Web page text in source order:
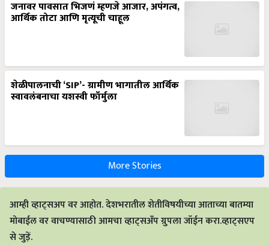
जनावर पावसात भिजणं म्हणजे आजार, अपंगत्व,
आर्थिक तोटा आणि मृत्यूची चाहूल
शेळीपालनाची ‘SIP’- ग्रामीण भागातील आर्थिक
स्वावलंबनाचा यशस्वी फॉर्मुला
More Stories
आम्ही व्हाट्सअप वर आहोत. देशभरातील शेतीविषयीच्या आताच्या बातम्या
मोबाईल वर वाचण्यासाठी आमचा व्हाट्सअँप ग्रुपला जॉईन करा.व्हाट्सएप
से जुड़ें.